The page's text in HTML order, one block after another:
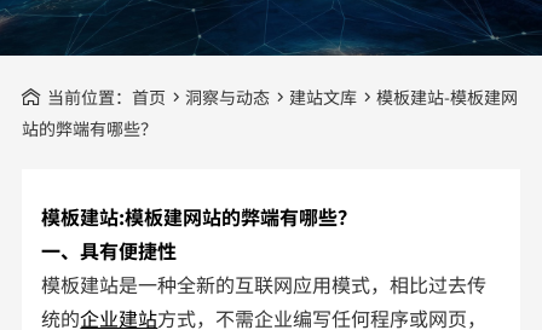
当前位置： 首页 洞察与动态 建站文库
模板建站-模板建网
站的弊端有哪些？
模板建站:模板建网站的弊端有哪些？
一、具有便捷性
模板建站是一种全新的互联网应用模式，相比过去传
统的企业建站方式，不需企业编写任何程序或网页，